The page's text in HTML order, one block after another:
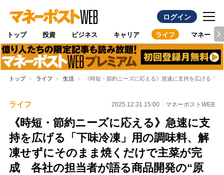
ログイン
トップ 投資 ビジネス キャリア ライフ マネー
トップ ライフ 生活 《時短・節約ニーズに応える》急速に支持を広げる「
ライフ 2025.12.31 15:00 マネーポストWEB
《時短・節約ニーズに応える》急速に支
持を広げる「下味冷凍」用の調味料、解
凍せずにそのまま焼くだけで主菜が完
成 各社の担当者が語る商品開発の“原